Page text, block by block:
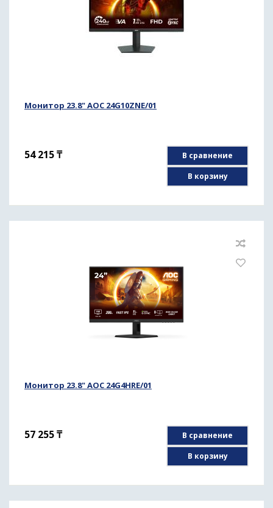
Монитор 23.8" AOC 24G10ZNE/01
54 215₸
В сравнение
В корзину
Монитор 23.8" AOC 24G4HRE/01
57 255₸
В сравнение
В корзину